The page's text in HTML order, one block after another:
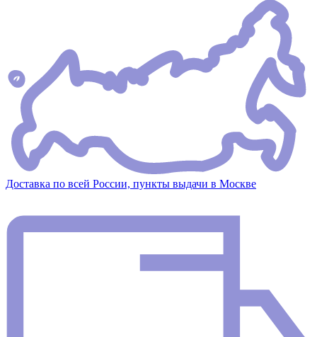
Доставка по всей России, пункты выдачи в Москве